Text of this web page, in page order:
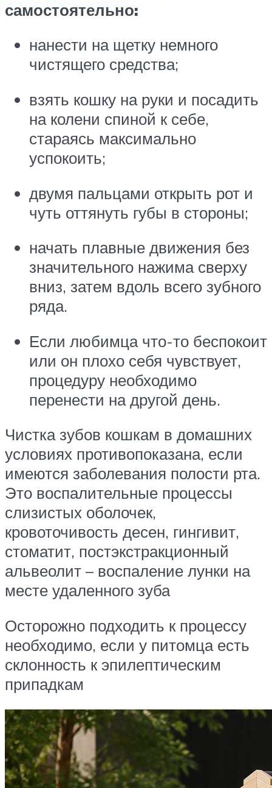
самостоятельно:
нанести на щетку немного
чистящего средства;
взять кошку на руки и посадить
на колени спиной к себе,
стараясь максимально
успокоить;
двумя пальцами открыть рот и
чуть оттянуть губы в стороны;
начать плавные движения без
значительного нажима сверху
вниз, затем вдоль всего зубного
ряда.
Если любимца что-то беспокоит
или он плохо себя чувствует,
процедуру необходимо
перенести на другой день.
Чистка зубов кошкам в домашних
условиях противопоказана, если
имеются заболевания полости рта.
Это воспалительные процессы
слизистых оболочек,
кровоточивость десен, гингивит,
стоматит, постэкстракционный
альвеолит – воспаление лунки на
месте удаленного зуба
Осторожно подходить к процессу
необходимо, если у питомца есть
склонность к эпилептическим
припадкам